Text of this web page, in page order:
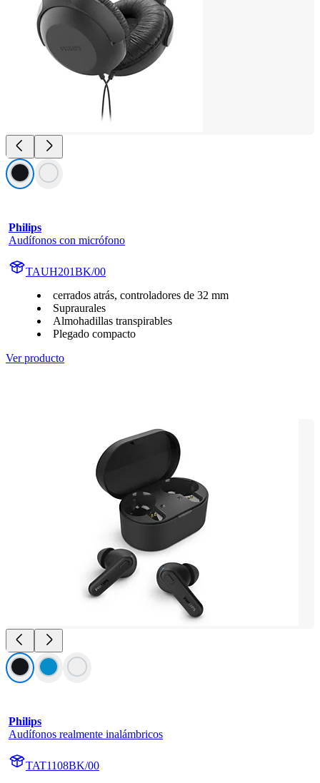
Philips
Audífonos con micrófono
TAUH201BK/00
cerrados atrás, controladores de 32 mm
Supraurales
Almohadillas transpirables
Plegado compacto
Ver producto
Philips
Audífonos realmente inalámbricos
TAT1108BK/00